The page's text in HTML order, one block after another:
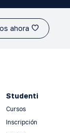
ahora
Studenti
Cursos
Inscripción